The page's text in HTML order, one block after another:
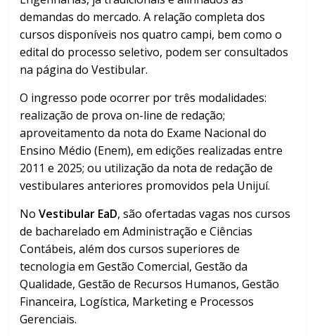
demandas do mercado. A relação completa dos
cursos disponíveis nos quatro campi, bem como o
edital do processo seletivo, podem ser consultados
na página do Vestibular.
O ingresso pode ocorrer por três modalidades:
realização de prova on-line de redação;
aproveitamento da nota do Exame Nacional do
Ensino Médio (Enem), em edições realizadas entre
2011 e 2025; ou utilização da nota de redação de
vestibulares anteriores promovidos pela Unijuí.
NoVestibular EaD, são ofertadas vagas nos cursos
de bacharelado em Administração e Ciências
Contábeis, além dos cursos superiores de
tecnologia em Gestão Comercial, Gestão da
Qualidade, Gestão de Recursos Humanos, Gestão
Financeira, Logística, Marketing e Processos
Gerenciais.